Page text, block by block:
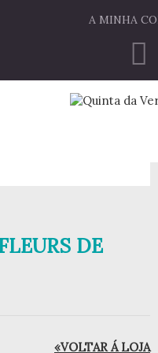
A MINHA
DE
«VOLTAR Á LOJA